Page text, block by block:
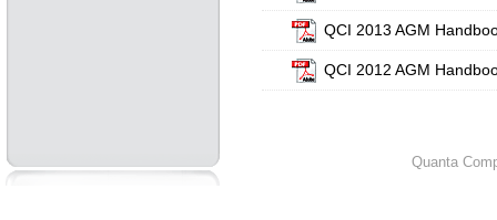
QCI 2013 AGM
QCI 2012 AGM
Quanta